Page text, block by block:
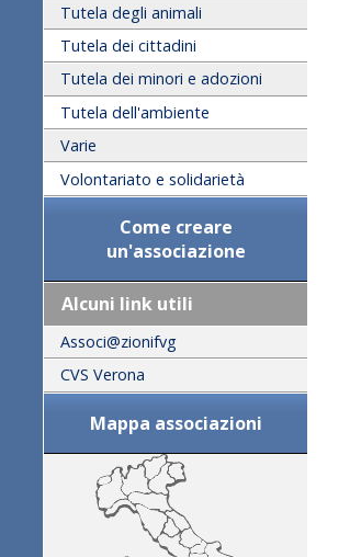
Tutela degli animali
Tutela dei cittadini
Tutela dei minori e adozioni
Tutela dell'ambiente
Varie
Volontariato e solidarietà
Come creare
un'associazione
Alcuni link utili
Associ@zionifvg
CVS Verona
Mappa associazioni